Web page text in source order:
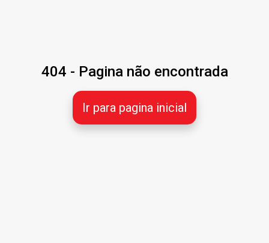
404 - Pagina não encontrada
Ir para pagina inicial